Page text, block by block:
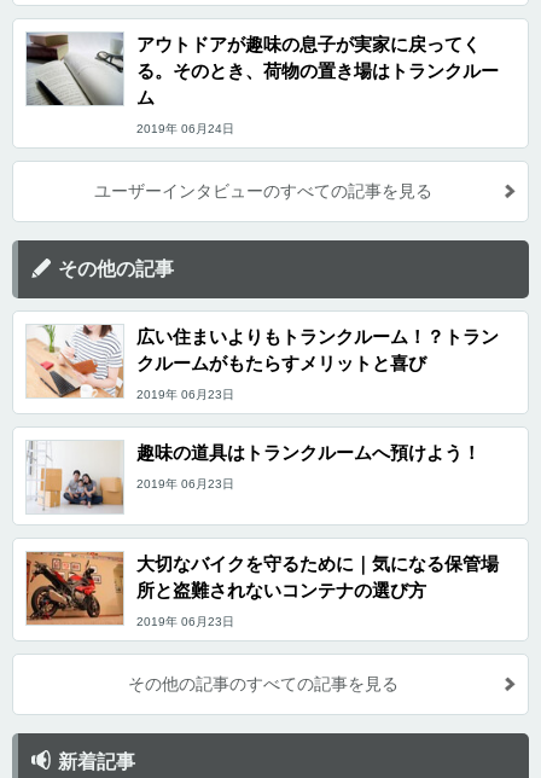
アウトドアが趣味の息子が実家に戻ってく
る。そのとき、荷物の置き場はトランクルー
ム
2019年 06月24日
ユーザーインタビューのすべての記事を見る
その他の記事
広い住まいよりもトランクルーム！？トラン
クルームがもたらすメリットと喜び
2019年 06月23日
趣味の道具はトランクルームへ預けよう！
2019年 06月23日
大切なバイクを守るために｜気になる保管場
所と盗難されないコンテナの選び方
2019年 06月23日
その他の記事のすべての記事を見る
新着記事